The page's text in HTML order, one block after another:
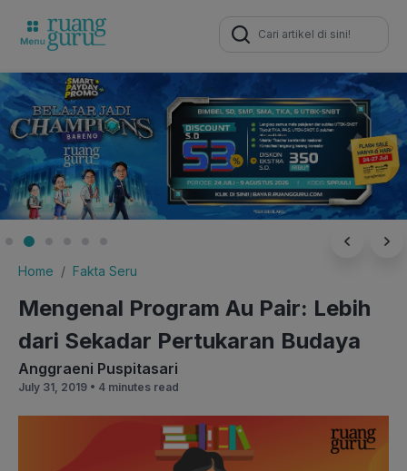
Search
for:
Home Fakta Seru
Mengenal Program Au Pair: Lebih
dari Sekadar Pertukaran Budaya
Anggraeni Puspitasari
July 31, 2019 • 4 minutes read